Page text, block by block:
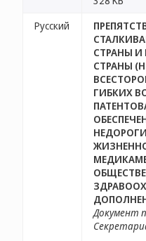
Русский
СТРАНЫ И
СТРАНЫ
ГИБКИХ
Документ